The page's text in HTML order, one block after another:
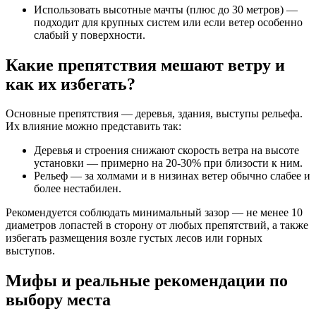
Использовать высотные мачты (плюс до 30 метров) —
подходит для крупных систем или если ветер особенно
слабый у поверхности.
Какие препятствия мешают ветру и
как их избегать?
Основные препятствия — деревья, здания, выступы рельефа.
Их влияние можно представить так:
Деревья и строения снижают скорость ветра на высоте
установки — примерно на 20-30% при близости к ним.
Рельеф — за холмами и в низинах ветер обычно слабее и
более нестабилен.
Рекомендуется соблюдать минимальный зазор — не менее 10
диаметров лопастей в сторону от любых препятствий, а также
избегать размещения возле густых лесов или горных
выступов.
Мифы и реальные рекомендации по
выбору места